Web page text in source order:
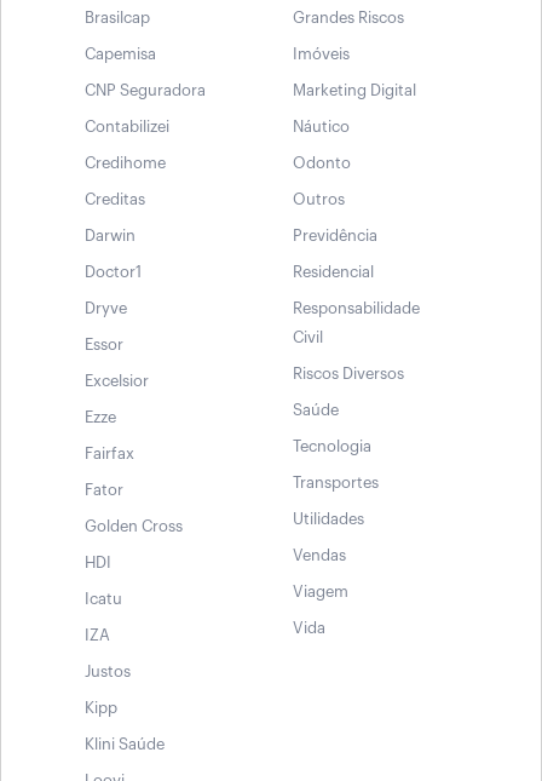
Brasilcap
Capemisa
CNP Seguradora
Contabilizei
Credihome
Creditas
Darwin
Doctor1
Dryve
Essor
Excelsior
Ezze
Fairfax
Fator
Golden Cross
HDI
Icatu
IZA
Justos
Kipp
Klini Saúde
Grandes Riscos
Imóveis
Marketing Digital
Náutico
Odonto
Outros
Previdência
Residencial
Responsabilidade
Civil
Riscos Diversos
Saúde
Tecnologia
Transportes
Utilidades
Vendas
Viagem
Vida